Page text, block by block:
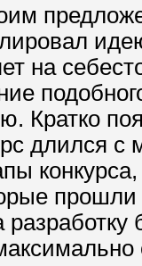
идею
на
Кратко
длился с